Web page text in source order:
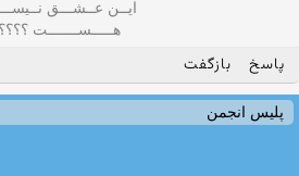
ايــن عــشـــق
هـــــســـــــت
پاسخ بازگفت
پلیس انجمن